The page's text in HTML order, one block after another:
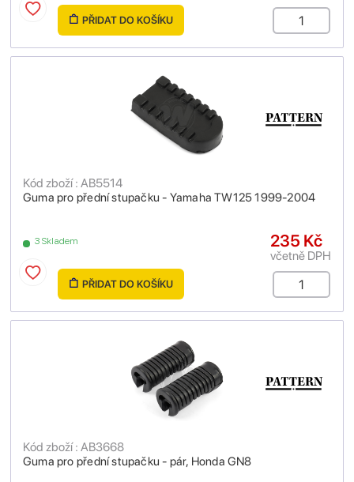
PŘIDAT DO KOŠÍKU
Guma pro přední stupačku - Yamaha TW125 1999-2004
Kód zboží : AB5514
3 Skladem 235 Kč
včetně DPH
PŘIDAT DO KOŠÍKU
Guma pro přední stupačku - pár, Honda GN8
Kód zboží : AB3668